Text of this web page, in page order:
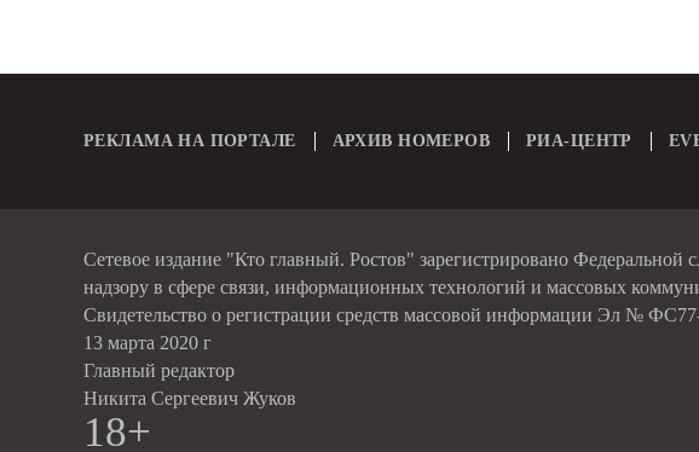
РЕКЛАМА НА ПОРТАЛЕ АРХИВ НОМЕРОВ РИА-ЦЕНТР
Сетевое издание "Кто главный. Ростов" зарегистрировано Федеральной
надзору в сфере связи, информационных технологий и массовых
Свидетельство о регистрации средств массовой информации Эл №
13 марта 2020 г
Главный редактор
Никита Сергеевич Жуков
18+